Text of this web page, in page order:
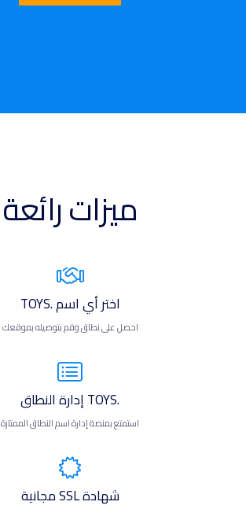
ميزات رائعة
اختر أي اسم .TOYS
احصل على نطاق وقم بتوصيله بموقعك
.TOYS إدارة النطاق
استمتع بمنصة إدارة اسم النطاق الممتازة
شهادة SSL مجانية